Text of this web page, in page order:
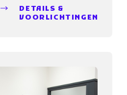
DETAILS &
VOORLICHTINGEN